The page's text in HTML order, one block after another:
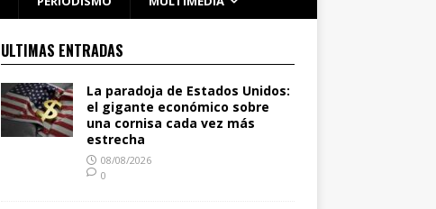
ULTIMAS ENTRADAS
La paradoja de Estados Unidos:
el gigante económico sobre
una cornisa cada vez más
estrecha
08/08/2026
0